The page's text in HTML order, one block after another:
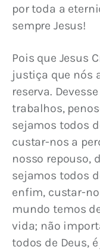
por toda a
sempre Jesus!
Pois que Jesus
justiça que nós
reserva.
trabalhos,
sejamos todos
custar-nos a
nosso repouso,
sejamos todos
enfim, custar-
mundo temos
vida; não
todos de Deus,